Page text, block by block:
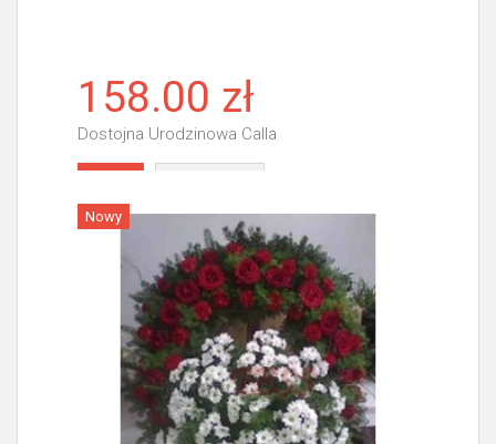
158.00 zł
Dostojna Urodzinowa Calla
Nowy